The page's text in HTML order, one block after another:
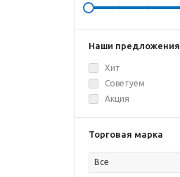
Наши предложения
Хит
Советуем
Акция
Торговая марка
Все